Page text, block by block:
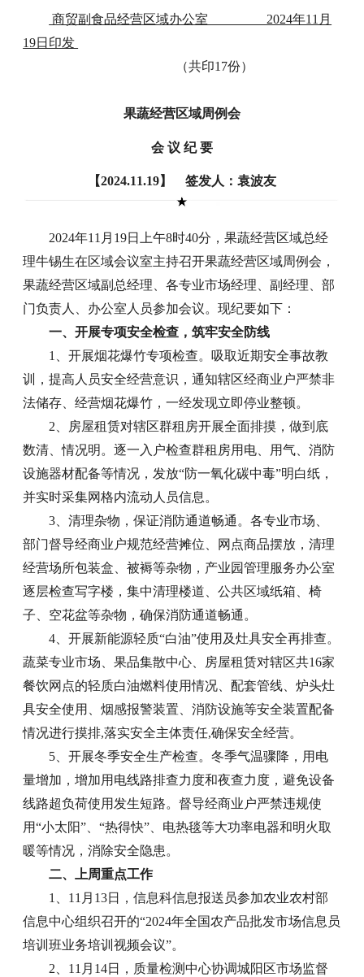
商贸副食品经营区域办公室 2024年11月
19日印发
（共印17份）
果蔬经营区域周例会
会 议 纪 要
【2024.11.19】 签发人：袁波友
2024年11月19日上午8时40分，果蔬经营区域总经
理牛锡生在区域会议室主持召开果蔬经营区域周例会，
果蔬经营区域副总经理、各专业市场经理、副经理、部
门负责人、办公室人员参加会议。现纪要如下：
一、开展专项安全检查，筑牢安全防线
1、开展烟花爆竹专项检查。吸取近期安全事故教
训，提高人员安全经营意识，通知辖区经商业户严禁非
法储存、经营烟花爆竹，一经发现立即停业整顿。
2、房屋租赁对辖区群租房开展全面排摸，做到底
数清、情况明。逐一入户检查群租房用电、用气、消防
设施器材配备等情况，发放“防一氧化碳中毒”明白纸，
并实时采集网格内流动人员信息。
3、清理杂物，保证消防通道畅通。各专业市场、
部门督导经商业户规范经营摊位、网点商品摆放，清理
经营场所包装盒、被褥等杂物，产业园管理服务办公室
逐层检查写字楼，集中清理楼道、公共区域纸箱、椅
子、空花盆等杂物，确保消防通道畅通。
4、开展新能源轻质“白油”使用及灶具安全再排查。
蔬菜专业市场、果品集散中心、房屋租赁对辖区共16家
餐饮网点的轻质白油燃料使用情况、配套管线、炉头灶
具安全使用、烟感报警装置、消防设施等安全装置配备
情况进行摸排,落实安全主体责任,确保安全经营。
5、开展冬季安全生产检查。冬季气温骤降，用电
量增加，增加用电线路排查力度和夜查力度，避免设备
线路超负荷使用发生短路。督导经商业户严禁违规使
用“小太阳”、“热得快”、电热毯等大功率电器和明火取
暖等情况，消除安全隐患。
二、上周重点工作
1、11月13日，信息科信息报送员参加农业农村部
信息中心组织召开的“2024年全国农产品批发市场信息员
培训班业务培训视频会议”。
2、11月14日，质量检测中心协调城阳区市场监督